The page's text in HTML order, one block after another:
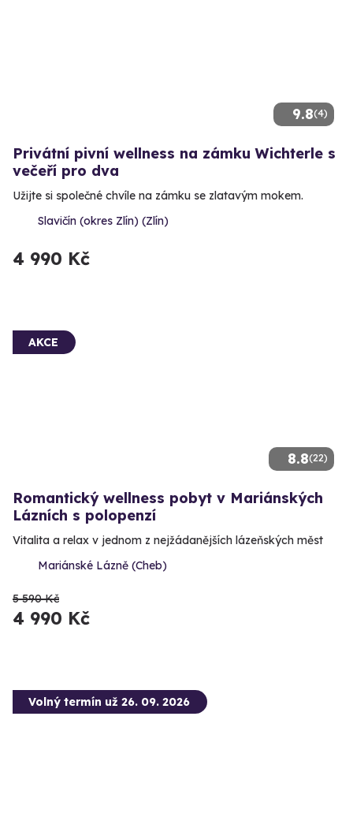
9.8(4)
Privátní pivní wellness na zámku Wichterle s
večeří pro dva
Užijte si společné chvíle na zámku se zlatavým mokem.
Slavičín (okres Zlín) (Zlín)
4 990 Kč
8.8(22)
AKCE
Romantický wellness pobyt v Mariánských
Lázních s polopenzí
Vitalita a relax v jednom z nejžádanějších lázeňských měst
Mariánské Lázně (Cheb)
5 590 Kč
4 990 Kč
Volný termín už 26. 09. 2026